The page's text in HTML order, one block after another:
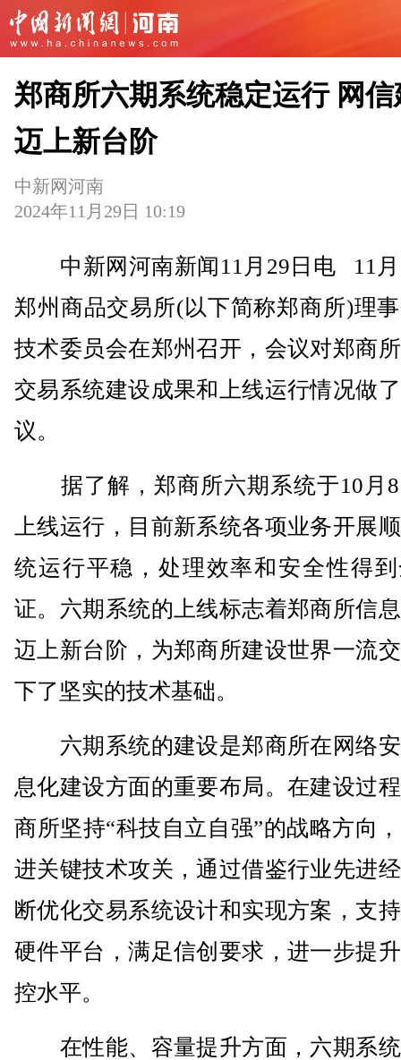
郑商所六期系统稳定运行 网
迈上新台阶
中新网河南
2024年11月29日 10:19
中新网河南新闻11月29日电 11月
郑州商品交易所(以下简称郑商所)理
技术委员会在郑州召开，会议对郑商
交易系统建设成果和上线运行情况做
议。
据了解，郑商所六期系统于10月8
上线运行，目前新系统各项业务开展
统运行平稳，处理效率和安全性得
证。六期系统的上线标志着郑商所信
迈上新台阶，为郑商所建设世界一流
下了坚实的技术基础。
六期系统的建设是郑商所在网络
息化建设方面的重要布局。在建设过
商所坚持“科技自立自强”的战略方向
进关键技术攻关，通过借鉴行业先进
断优化交易系统设计和实现方案，支
硬件平台，满足信创要求，进一步提
控水平。
在性能、容量提升方面，六期系